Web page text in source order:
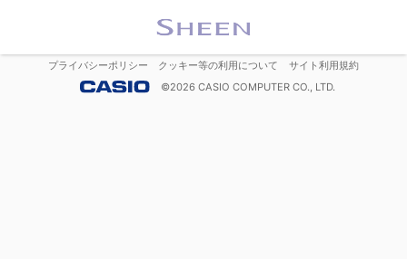
プライバシーポリシー クッキー等の利用について
サイト利用規約
©2026 CASIO COMPUTER CO., LTD.